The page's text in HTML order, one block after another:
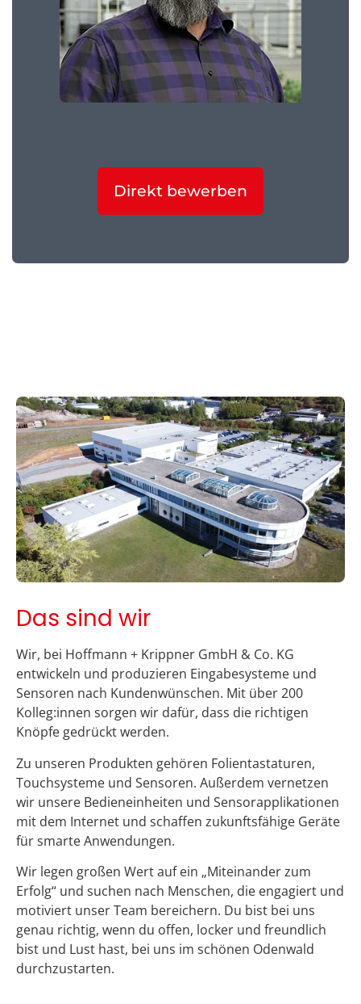
Direkt bewerben
Das sind wir
Wir, bei Hoffmann + Krippner GmbH & Co. KG
entwickeln und produzieren Eingabesysteme und
Sensoren nach Kundenwünschen. Mit über 200
Kolleg:innen sorgen wir dafür, dass die richtigen
Knöpfe gedrückt werden.
Zu unseren Produkten gehören Folientastaturen,
Touchsysteme und Sensoren. Außerdem vernetzen
wir unsere Bedieneinheiten und Sensorapplikationen
mit dem Internet und schaffen zukunftsfähige Geräte
für smarte Anwendungen.
Wir legen großen Wert auf ein „Miteinander zum
Erfolg“ und suchen nach Menschen, die engagiert und
motiviert unser Team bereichern. Du bist bei uns
genau richtig, wenn du offen, locker und freundlich
bist und Lust hast, bei uns im schönen Odenwald
durchzustarten.